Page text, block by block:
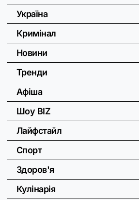
Україна
Кримінал
Новини
Тренди
Афіша
Шоу BIZ
Лайфстайл
Спорт
Здоров'я
Кулінарія